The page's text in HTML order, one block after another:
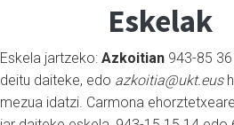
Eskelak
Eskela jartzeko: Azkoitian 943-85
deitu daiteke, edo azkoitia@ukt.eus
mezua idatzi. Carmona